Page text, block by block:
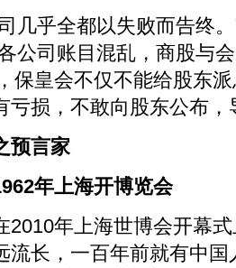
乎全都以失败而告终。
公司账目混乱，商股与
保皇会不仅不能给股东
亏损，不敢向股东公布，
言家
年上海开博览会
年上海世博会开幕式
流长，一百年前就有中